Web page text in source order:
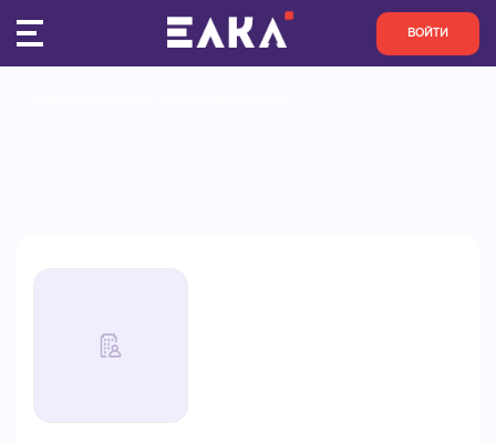
ВОЙТИ
ПРОЕКТЫ